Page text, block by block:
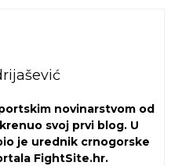
novinarstvom od
svoj prvi blog. U
je urednik crnogorske
FightSite.hr.